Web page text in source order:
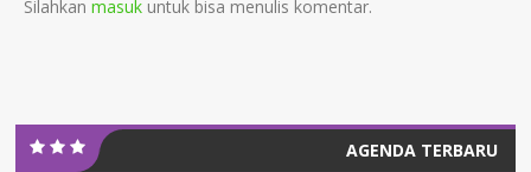
Silahkan masuk untuk bisa menulis komentar.
AGENDA TERBARU